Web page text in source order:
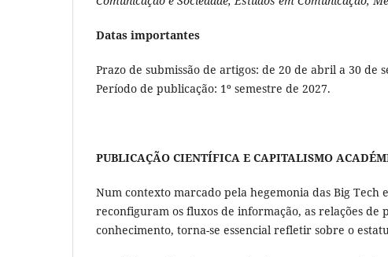
Datas importantes
Prazo de submissão de artigos: de 20 de abril a 30 de
Período de publicação: 1º semestre de 2027.
PUBLICAÇÃO CIENTÍFICA E CAPITALISMO
Num contexto marcado pela hegemonia das Big
reconfiguram os fluxos de informação, as relações de
conhecimento, torna-se essencial refletir sobre o